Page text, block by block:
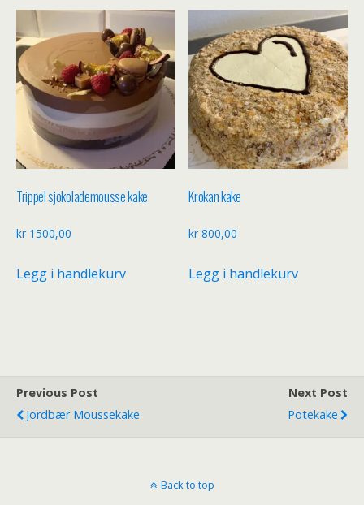
flere
varianter.
Alternativene
kan
velges
på
produktsiden
Trippel sjokolademousse kake
kr 1500,00
Legg i handlekurv
Krokan kake
kr 800,00
Legg i handlekurv
Previous Post
Jordbær Moussekake
Next Post
Potekake
Back to top